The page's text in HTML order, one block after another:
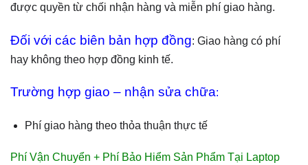
được quyền từ chối nhận hàng và miễn phí giao hàng.
Đối với các biên bản hợp đồng: Giao hàng có phí
hay không theo hợp đồng kinh tế.
Trường hợp giao – nhận sửa chữa:
Phí giao hàng theo thỏa thuận thực tế
Phí Vận Chuyển + Phí Bảo Hiểm Sản Phẩm Tại Laptop